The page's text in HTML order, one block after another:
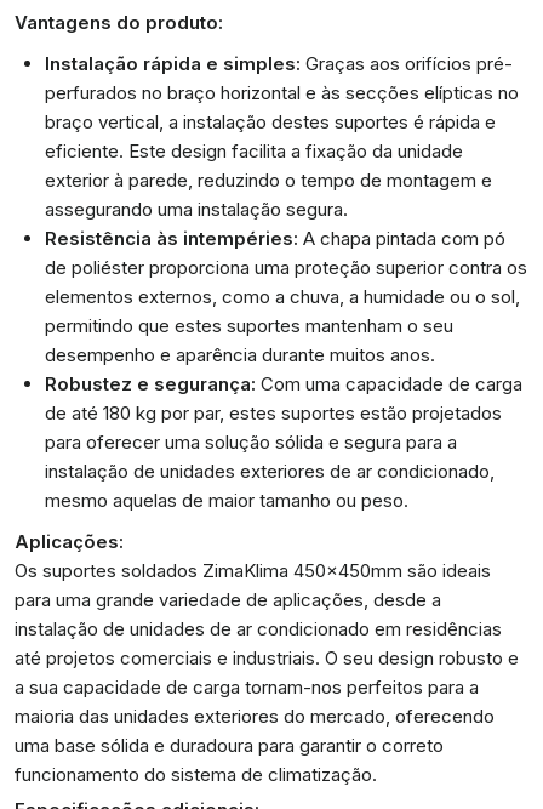
Vantagens do produto:
Instalação rápida e simples: Graças aos orifícios pré-
perfurados no braço horizontal e às secções elípticas no
braço vertical, a instalação destes suportes é rápida e
eficiente. Este design facilita a fixação da unidade
exterior à parede, reduzindo o tempo de montagem e
assegurando uma instalação segura.
Resistência às intempéries: A chapa pintada com pó
de poliéster proporciona uma proteção superior contra os
elementos externos, como a chuva, a humidade ou o sol,
permitindo que estes suportes mantenham o seu
desempenho e aparência durante muitos anos.
Robustez e segurança: Com uma capacidade de carga
de até 180 kg por par, estes suportes estão projetados
para oferecer uma solução sólida e segura para a
instalação de unidades exteriores de ar condicionado,
mesmo aquelas de maior tamanho ou peso.
Aplicações:
Os suportes soldados ZimaKlima 450x450mm são ideais
para uma grande variedade de aplicações, desde a
instalação de unidades de ar condicionado em residências
até projetos comerciais e industriais. O seu design robusto e
a sua capacidade de carga tornam-nos perfeitos para a
maioria das unidades exteriores do mercado, oferecendo
uma base sólida e duradoura para garantir o correto
funcionamento do sistema de climatização.